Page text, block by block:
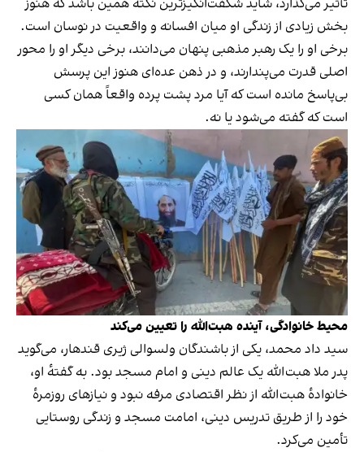
تأثیر می‌گذارد، شاید شگفت‌انگیزترین نکته همین باشد که هنوز
بخش زیادی از زندگی او میان افسانه و واقعیت در نوسان است.
برخی او را یک رهبر مذهبی پنهان می‌دانند، برخی دیگر او را محور
اصلی قدرت می‌پندارند، و در ذهن عده‌ای هنوز این پرسش
بی‌پاسخ مانده است که آیا مرد پشت پرده واقعاً همان کسی
است که گفته می‌شود یا نه.
محیط خانوادگی، آینده هبت‌الله را تعیین می‌کند
سید داد محمد، یکی از باشندگان ولسوالی ژیری قندهار، می‌گوید
پدر ملا هبت‌الله یک عالم دینی و امام مسجد بود. به گفتهٔ او،
خانوادهٔ هبت‌الله از نظر اقتصادی مرفه نبود و نیازهای روزمرهٔ
خود را از طریق تدریس دینی، امامت مسجد و زندگی روستایی
تأمین می‌کرد.